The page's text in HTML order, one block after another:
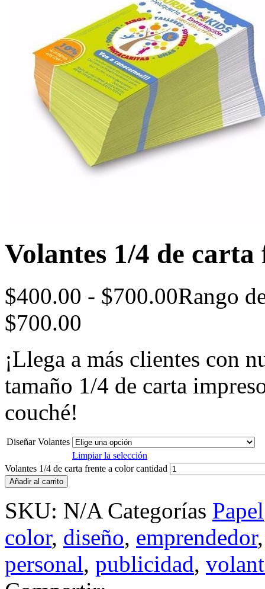
Volantes 1/4 de
$400.00 - $700.00Rango
$700.00
¡Llega a más clientes con
tamaño 1/4 de carta
couché!
Diseñar Volantes
Limpiar la selección
Volantes 1/4 de carta frente a color cantidad
Añadir al carrito
SKU: N/A Categorías Papel
color, diseño, emprendedor
personal, publicidad,